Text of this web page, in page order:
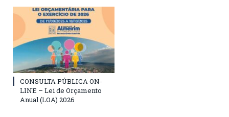
CONSULTA PÚBLICA ON-
LINE – Lei de Orçamento
Anual (LOA) 2026